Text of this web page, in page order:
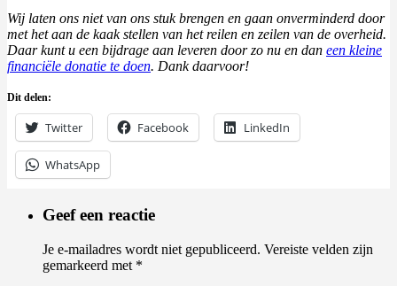
Wij laten ons niet van ons stuk brengen en gaan onverminderd door
met het aan de kaak stellen van het reilen en zeilen van de overheid.
Daar kunt u een bijdrage aan leveren door zo nu en dan een kleine
financiële donatie te doen. Dank daarvoor!
Dit delen:
Twitter Facebook LinkedIn
WhatsApp
Geef een reactie
Je e-mailadres wordt niet gepubliceerd. Vereiste velden zijn
gemarkeerd met *